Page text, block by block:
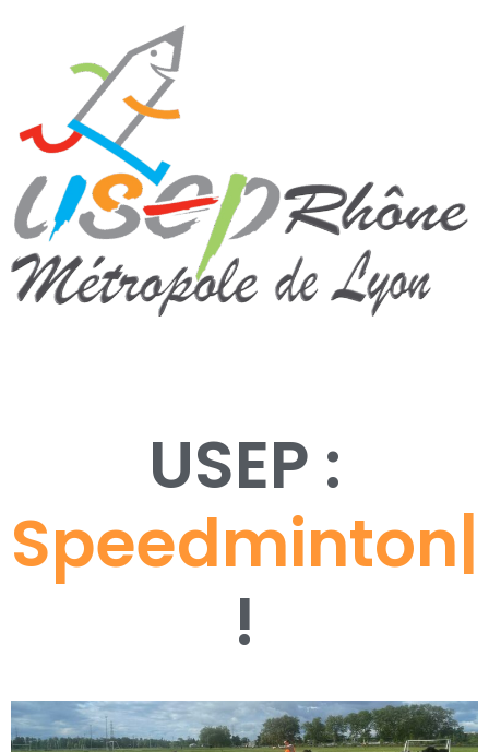
USEP :
Speedminton|
!